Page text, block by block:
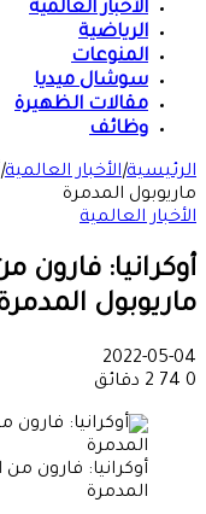
الأخبار العالمية
الرياضية
المنوعات
سوشال ميديا
مقالات الظهيرة
وظائف
الرئيسية|الأخبار العالمية|
ماريوبول المدمرة
الأخبار العالمية
أوكرانيا:
ماريوبول
2022-05-04
0
2 دقائق
أوكرانيا: فارون
المدمرة